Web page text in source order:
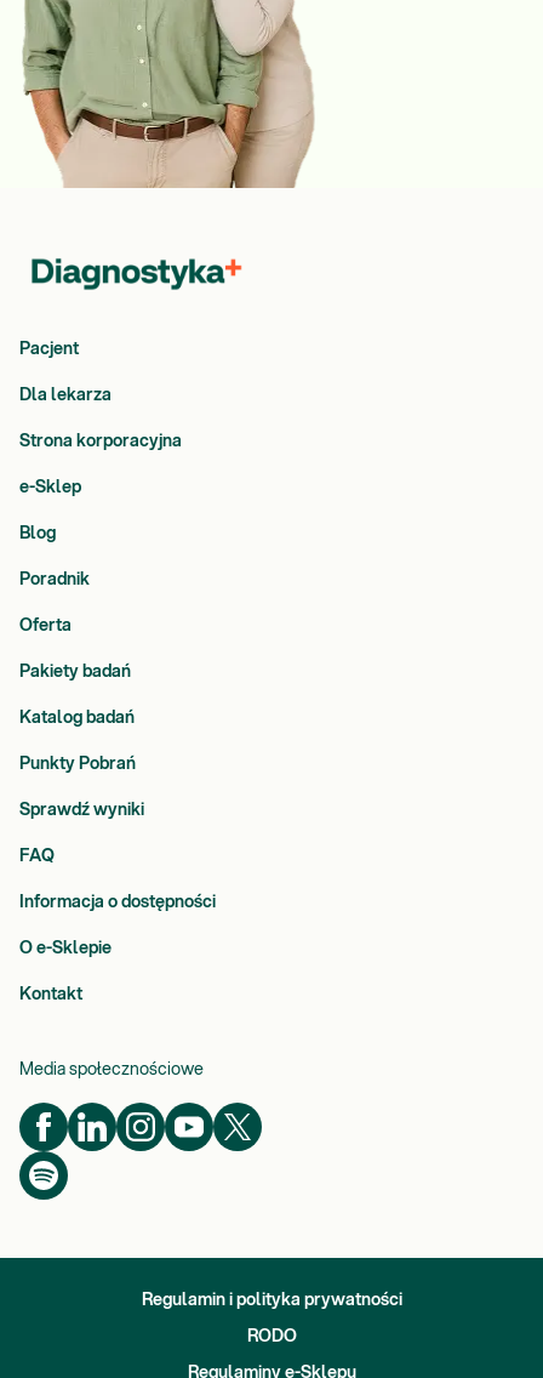
Pacjent
Dla lekarza
Strona korporacyjna
e-Sklep
Blog
Poradnik
Oferta
Pakiety badań
Katalog badań
Punkty Pobrań
Sprawdź wyniki
FAQ
Informacja o dostępności
O e-Sklepie
Kontakt
Media społecznościowe
Regulamin i polityka prywatności
RODO
Regulaminy e-Sklepu